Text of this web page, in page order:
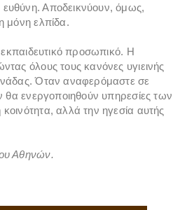
Αποδεικνύουν, όμως,
μόνη ελπίδα.
προσωπικό. Η
όλους τους κανόνες υγιεινής
Όταν αναφερόμαστε σε
θα ενεργοποιηθούν υπηρεσίες των
αλλά την ηγεσία αυτής
Αθηνών.